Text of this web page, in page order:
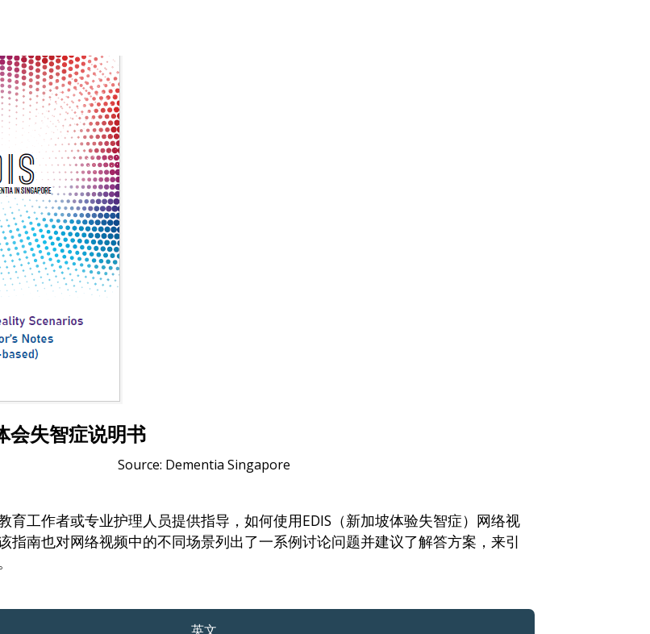
会失智症说明书
Source: Dementia Singapore
育工作者或专业护理人员提供指导，如何使用EDIS（新加坡体验失智症）网络视
指南也对网络视频中的不同场景列出了一系例讨论问题并建议了解答方案，来引
英文